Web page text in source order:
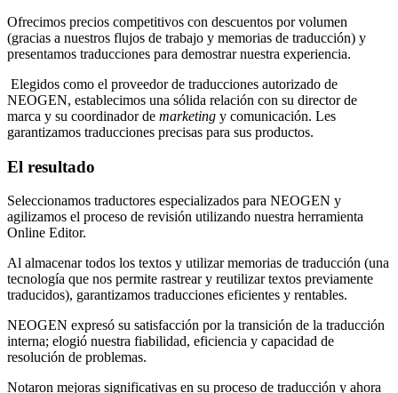
Ofrecimos precios competitivos con descuentos por volumen
(gracias a nuestros flujos de trabajo y memorias de traducción) y
presentamos traducciones para demostrar nuestra experiencia.
Elegidos como el proveedor de traducciones autorizado de
NEOGEN, establecimos una sólida relación con su director de
marca y su coordinador de marketing y comunicación. Les
garantizamos traducciones precisas para sus productos.
El resultado
Seleccionamos traductores especializados para NEOGEN y
agilizamos el proceso de revisión utilizando nuestra herramienta
Online Editor.
Al almacenar todos los textos y utilizar memorias de traducción (una
tecnología que nos permite rastrear y reutilizar textos previamente
traducidos), garantizamos traducciones eficientes y rentables.
NEOGEN expresó su satisfacción por la transición de la traducción
interna; elogió nuestra fiabilidad, eficiencia y capacidad de
resolución de problemas.
Notaron mejoras significativas en su proceso de traducción y ahora